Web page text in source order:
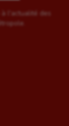
l'actualité des